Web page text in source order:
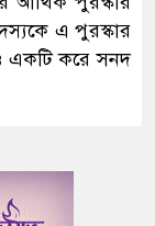
এ পুরস্কার
একটি করে সনদ